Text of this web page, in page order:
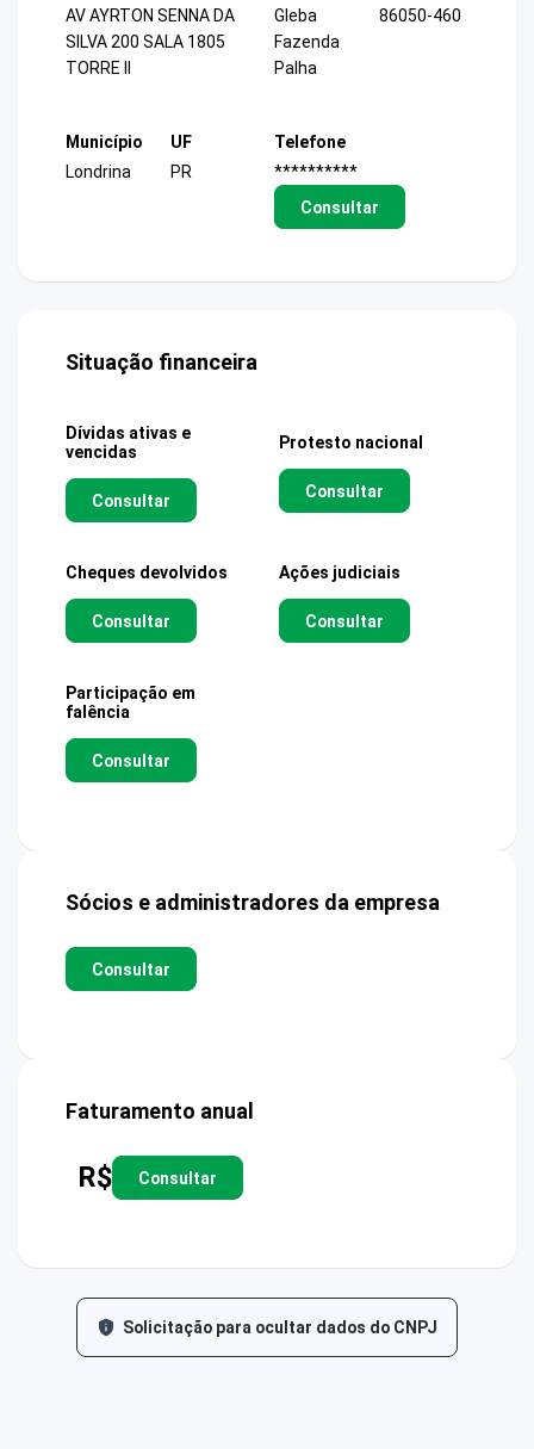
AV AYRTON SENNA DA
SILVA 200 SALA 1805
TORRE II
Gleba
Fazenda
Palha
86050-460
Município
Londrina
UF
PR
Telefone
**********
Consultar
Situação financeira
Dívidas ativas e
vencidas
Consultar
Protesto nacional
Consultar
Cheques devolvidos
Consultar
Ações judiciais
Consultar
Participação em
falência
Consultar
Sócios e administradores da empresa
Consultar
Faturamento anual
R$ Consultar
Solicitação para ocultar dados do CNPJ